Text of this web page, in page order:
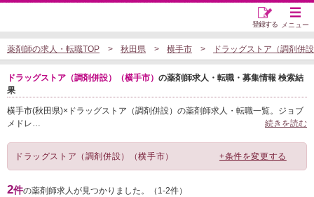
メニュー
登録する
薬剤師の求人・転職TOP 秋田県 横手市 ドラッグストア（調剤併
ドラッグストア（調剤併設）（横手市） の薬剤師求人・転職・募集情報 検索結
果
横手市(秋田県)×ドラッグストア（調剤併設）の薬剤師求人・転職一覧。ジョブ
メドレ… 続きを読む
ドラッグストア（調剤併設）（横手市） +条件を変更する
2件の薬剤師求人が見つかりました。（1-2件）